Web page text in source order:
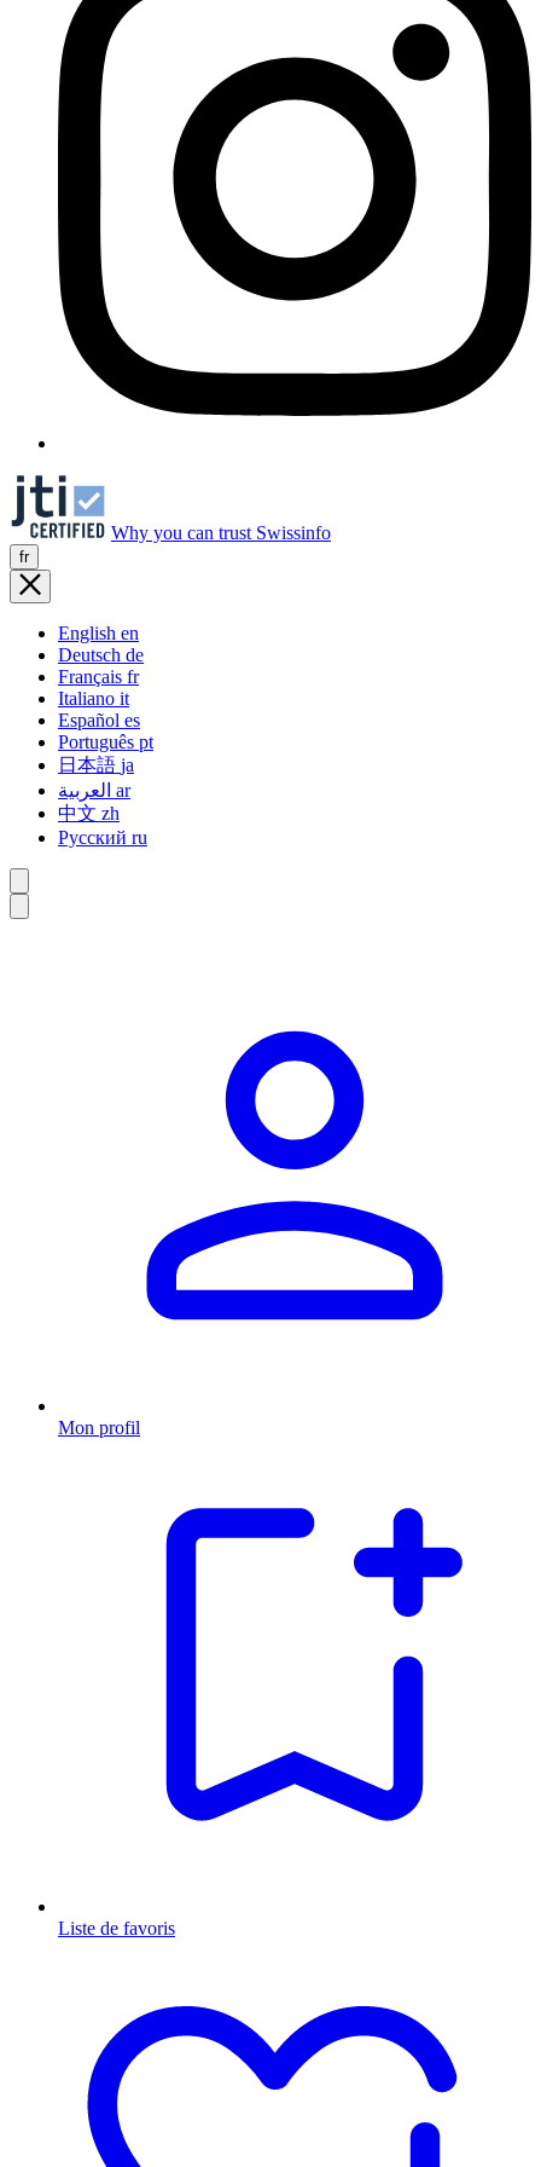
Why you can trust Swissinfo
fr
English en
Deutsch de
Français fr
Italiano it
Español es
Português pt
日本語 ja
ar
中文 zh
Русский ru
Mon profil
Liste de favoris